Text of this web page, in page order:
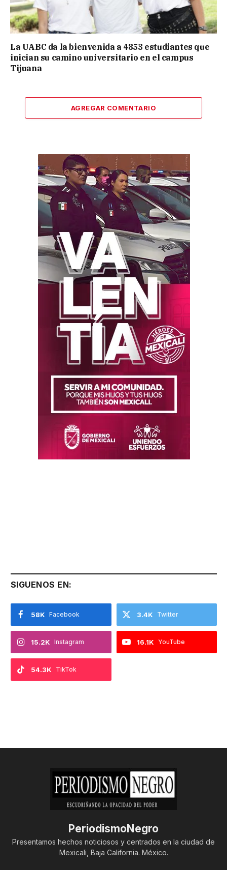
La UABC da la bienvenida a 4853 estudiantes que
inician su camino universitario en el campus
Tijuana
AGREGAR COMENTARIO
SIGUENOS EN:
Facebook
58K Twitter
3.4K
Instagram
15.2K YouTube
16.1K
TikTok
54.3K
PeriodismoNegro
Presentamos hechos noticiosos y centrados en la ciudad de
Mexicali, Baja California. México.